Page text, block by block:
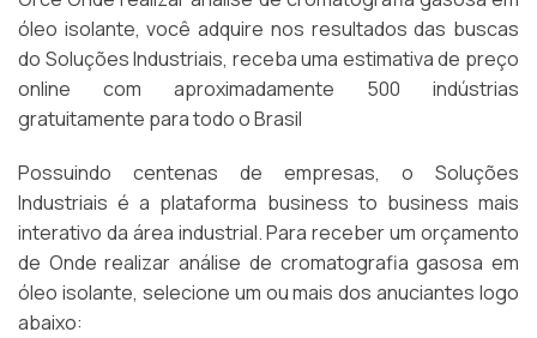
óleo isolante, você adquire nos resultados das buscas
do Soluções Industriais, receba uma estimativa de preço
online com aproximadamente 500 indústrias
gratuitamente para todo o Brasil
Possuindo centenas de empresas, o Soluções
Industriais é a plataforma business to business mais
interativo da área industrial. Para receber um orçamento
de Onde realizar análise de cromatografia gasosa em
óleo isolante, selecione um ou mais dos anuciantes logo
abaixo: